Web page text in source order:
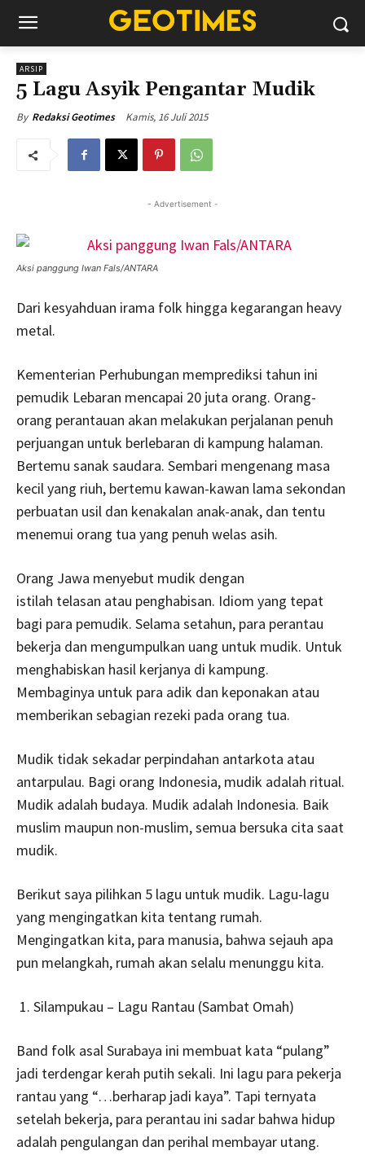
ARSIP
5 Lagu Asyik Pengantar Mudik
By Redaksi Geotimes Kamis, 16 Juli 2015
- Advertisement -
Aksi panggung Iwan Fals/ANTARA
Dari kesyahduan irama folk hingga kegarangan heavy
metal.
Kementerian Perhubungan memprediksi tahun ini
pemudik Lebaran mencapai 20 juta orang. Orang-
orang perantauan akan melakukan perjalanan penuh
perjuangan untuk berlebaran di kampung halaman.
Bertemu sanak saudara. Sembari mengenang masa
kecil yang riuh, bertemu kawan-kawan lama sekondan
perbuatan usil dan kenakalan anak-anak, dan tentu
menemui orang tua yang penuh welas asih.
Orang Jawa menyebut mudik dengan
istilah telasan atau penghabisan. Idiom yang tepat
bagi para pemudik. Selama setahun, para perantau
bekerja dan mengumpulkan uang untuk mudik. Untuk
menghabiskan hasil kerjanya di kampung.
Membaginya untuk para adik dan keponakan atau
memberikan sebagian rezeki pada orang tua.
Mudik tidak sekadar perpindahan antarkota atau
antarpulau. Bagi orang Indonesia, mudik adalah ritual.
Mudik adalah budaya. Mudik adalah Indonesia. Baik
muslim maupun non-muslim, semua bersuka cita saat
mudik.
Berikut saya pilihkan 5 lagu untuk mudik. Lagu-lagu
yang mengingatkan kita tentang rumah.
Mengingatkan kita, para manusia, bahwa sejauh apa
pun melangkah, rumah akan selalu menunggu kita.
Silampukau – Lagu Rantau (Sambat Omah)
Band folk asal Surabaya ini membuat kata “pulang”
jadi terdengar kerah putih sekali. Ini lagu para pekerja
rantau yang “…berharap jadi kaya”. Tapi ternyata
setelah bekerja, para perantau ini sadar bahwa hidup
adalah pengulangan dan perihal membayar utang.